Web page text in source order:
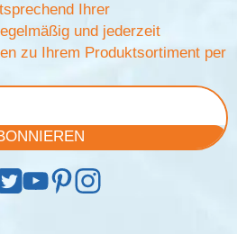
Ihrer
und jederzeit
zu Ihrem Produktsortiment per